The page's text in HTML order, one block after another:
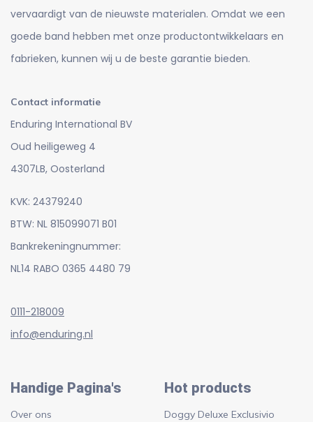
vervaardigt van de nieuwste materialen. Omdat we een
goede band hebben met onze productontwikkelaars en
fabrieken, kunnen wij u de beste garantie bieden.
Contact informatie
Enduring International BV
Oud heiligeweg 4
4307LB, Oosterland
KVK: 24379240
BTW: NL 815099071 B01
Bankrekeningnummer:
NL14 RABO 0365 4480 79
0111-218009
info@enduring.nl
Handige Pagina's
Over ons
Hot products
Doggy Deluxe Exclusivio